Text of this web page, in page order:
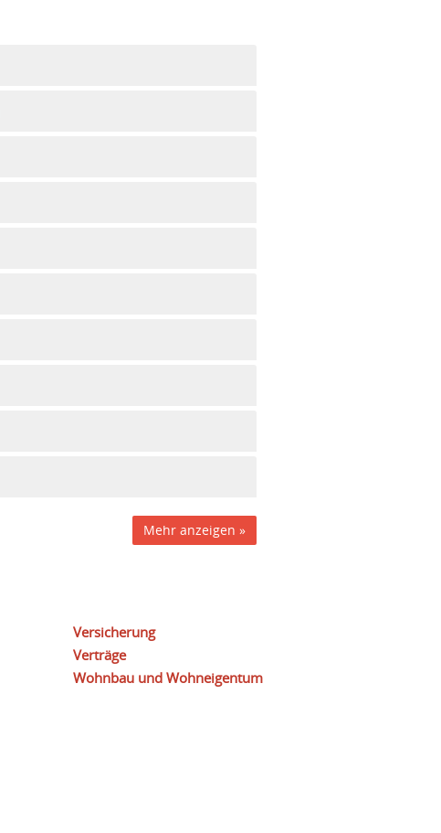
Mehr anzeigen »
Versicherung
Verträge
Wohnbau und Wohneigentum